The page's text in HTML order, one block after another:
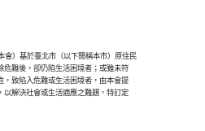
會）基於臺北市（以下簡稱本市）原住民
危難後，卻仍陷生活困境者；或雖未符
，致陷入危難或生活困境者，由本會提
以解決社會或生活適應之難題，特訂定